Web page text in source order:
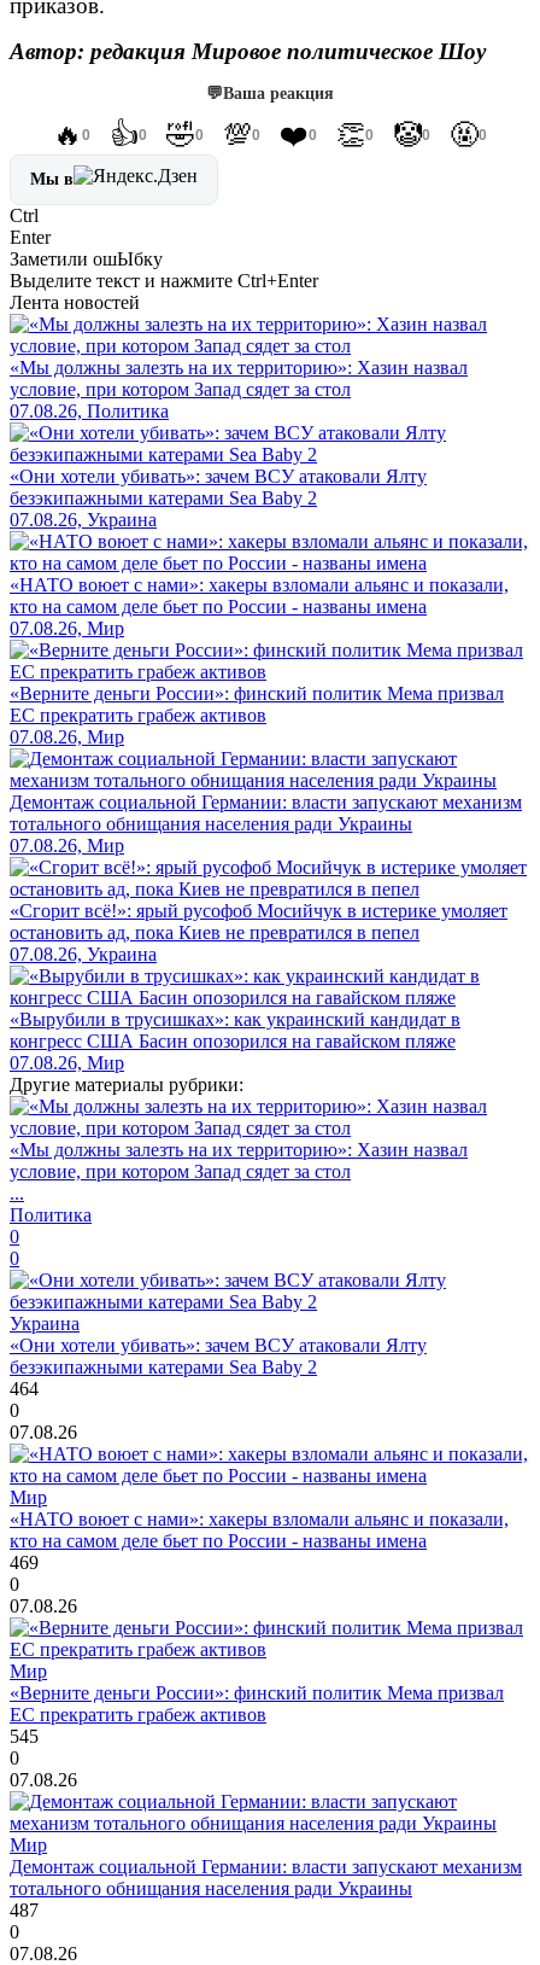
приказов.
Автор: редакция Мировое политическое Шоу
💬Ваша реакция
🔥 0 👍0 🤣0 💯0 ❤️0 👏0 🤡0 🤬0
Мы в
Ctrl
Enter
Заметили ошЫбку
Выделите текст и нажмите Ctrl+Enter
Лента новостей
«Мы должны залезть на их территорию»: Хазин назвал
условие, при котором Запад сядет за стол
07.08.26, Политика
«Они хотели убивать»: зачем ВСУ атаковали Ялту
безэкипажными катерами Sea Baby 2
07.08.26, Украина
«НАТО воюет с нами»: хакеры взломали альянс и показали,
кто на самом деле бьет по России - названы имена
07.08.26, Мир
«Верните деньги России»: финский политик Мема призвал
ЕС прекратить грабеж активов
07.08.26, Мир
Демонтаж социальной Германии: власти запускают механизм
тотального обнищания населения ради Украины
07.08.26, Мир
«Сгорит всё!»: ярый русофоб Мосийчук в истерике умоляет
остановить ад, пока Киев не превратился в пепел
07.08.26, Украина
«Вырубили в трусишках»: как украинский кандидат в
конгресс США Басин опозорился на гавайском пляже
07.08.26, Мир
Другие материалы рубрики:
«Мы должны залезть на их территорию»: Хазин назвал
условие, при котором Запад сядет за стол
...
Политика
0
0
Украина
«Они хотели убивать»: зачем ВСУ атаковали Ялту
безэкипажными катерами Sea Baby 2
464
0
07.08.26
Мир
«НАТО воюет с нами»: хакеры взломали альянс и показали,
кто на самом деле бьет по России - названы имена
469
0
07.08.26
Мир
«Верните деньги России»: финский политик Мема призвал
ЕС прекратить грабеж активов
545
0
07.08.26
Мир
Демонтаж социальной Германии: власти запускают механизм
тотального обнищания населения ради Украины
487
0
07.08.26